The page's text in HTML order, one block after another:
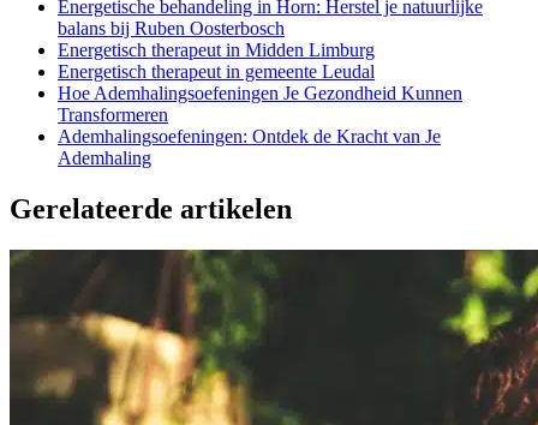
Energetische behandeling in Horn: Herstel je natuurlijke
balans bij Ruben Oosterbosch
Energetisch therapeut in Midden Limburg
Energetisch therapeut in gemeente Leudal
Hoe Ademhalingsoefeningen Je Gezondheid Kunnen
Transformeren
Ademhalingsoefeningen: Ontdek de Kracht van Je
Ademhaling
Gerelateerde artikelen